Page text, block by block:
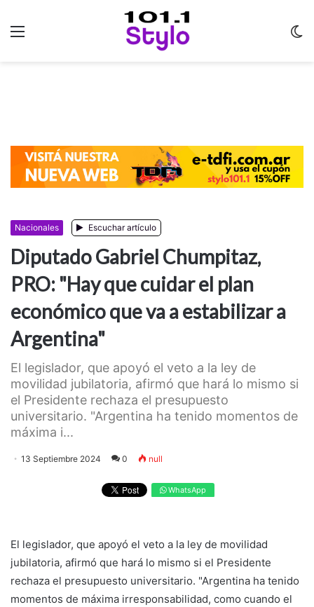
Nacionales Escuchar artículo
Diputado Gabriel Chumpitaz,
PRO: "Hay que cuidar el plan
económico que va a estabilizar a
Argentina"
El legislador, que apoyó el veto a la ley de
movilidad jubilatoria, afirmó que hará lo mismo si
el Presidente rechaza el presupuesto
universitario. "Argentina ha tenido momentos de
máxima i...
13 Septiembre 2024 0 null
WhatsApp
El legislador, que apoyó el veto a la ley de movilidad
jubilatoria, afirmó que hará lo mismo si el Presidente
rechaza el presupuesto universitario. "Argentina ha tenido
momentos de máxima irresponsabilidad, como cuando el